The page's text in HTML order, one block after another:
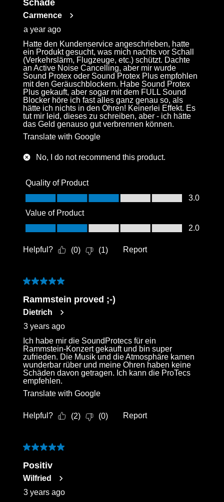
Reviews
Schade
Carmence
a year ago
Hatte den Kundenservice angeschrieben, hatte
ein Produkt gesucht, was mich nachts vor Schall
(Verkehrslärm, Flugzeuge, etc.) schützt. Dachte
an Active Noise Cancelling, aber mir wurde
Sound Protex oder Sound Protex Plus empfohlen
mit den Geräuschblockern. Habe Sound Protex
Plus gekauft, aber sogar mit dem FULL Sound
Blocker höre ich fast alles ganz genau so, als
hätte ich nichts in den Ohren! Keinerlei Effekt. Es
tut mir leid, dieses zu schreiben, aber - ich hätte
das Geld genauso gut verbrennen können.
Translate with Google
No, I do not recommend this product.
Quality of Product
Quality of Product, 3.0 out of 5
3.0
Value of Product
Value of Product, 2.0 out of 5
2.0
Helpful? (0) (1) Report
5 out of 5 stars.
Rammstein proved ;-)
Dietrich
3 years ago
Ich habe mir die SoundProtecs für ein
Rammstein-Konzert gekauft und bin super
zufrieden. Die Musik und die Atmosphäre kamen
wunderbar rüber und meine Ohren haben keine
Schäden davon getragen. Ich kann die ProTecs
empfehlen.
Translate with Google
Helpful? (2) (0) Report
5 out of 5 stars.
Positiv
Wilfried
3 years ago